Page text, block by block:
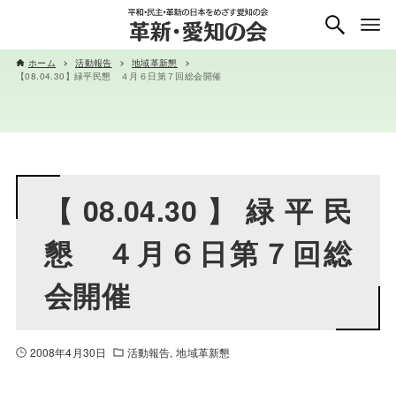
ホーム 活動報告
地域革新懇
【08.04.30】緑平民懇 ４月６日第７回総会開催
【08.04.30】緑平民
懇 ４月６日第７回総
会開催
2008年4月30日 活動報告 地域革新懇